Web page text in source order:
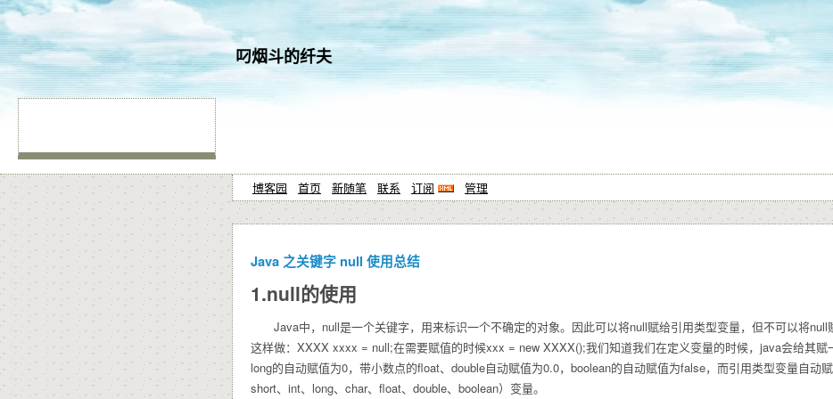
叼烟斗的纤夫
博客园 首页 新随笔 联系 订阅 管理
Java 之关键字 null 使用总结
1.null的使用
Java中，null是一个关键字，用来标识一个不确定的对象。因此可以将null赋给引用类型变量，但不可以将
这样做：XXXX xxxx = null;在需要赋值的时候xxx = new XXXX();我们知道我们在定义变量的时候，java会给其赋
long的自动赋值为0，带小数点的float、double自动赋值为0.0，boolean的自动赋值为false，而引用类型变量自动
short、int、long、char、float、double、boolean）变量。